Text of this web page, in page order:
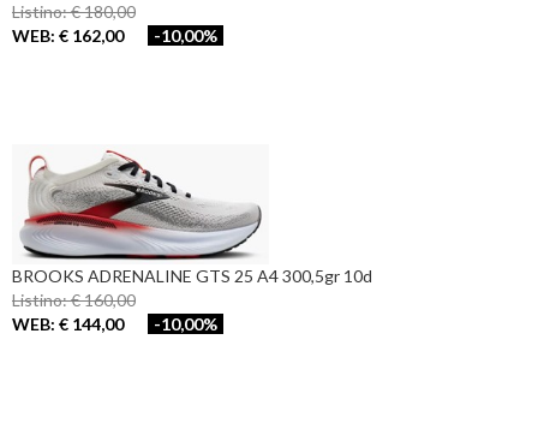
Listino: € 180,00
WEB: € 162,00
-10,00%
BROOKS ADRENALINE GTS 25 A4 300,5gr 10d
Listino: € 160,00
WEB: € 144,00
-10,00%